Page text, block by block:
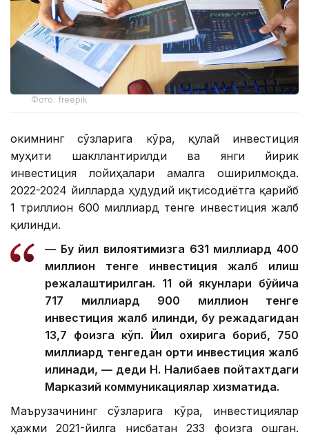
Фото: freepik
Ҳокимнинг сўзларига кўра, қулай инвестиция
муҳити шакллантирилди ва янги йирик
инвестиция лойиҳалари амалга оширилмоқда.
2022-2024 йилларда ҳудудий иқтисодиётга қарийб
1 триллион 600 миллиард тенге инвестиция жалб
қилинди.
— Бу йил вилоятимизга 631 миллиард 400
миллион тенге инвестиция жалб қилиш
режалаштирилган. 11 ой якунлари бўйича
717 миллиард 900 миллион тенге
инвестиция жалб қилинди, бу режадагидан
13,7 фоизга кўп. Йил охирига бориб, 750
миллиард тенгедан ортиқ инвестиция жалб
қилинади, — деди Н. Налибаев пойтахтдаги
Марказий коммуникациялар хизматида.
Маърузачининг сўзларига кўра, инвестициялар
ҳажми 2021-йилга нисбатан 233 фоизга ошган.